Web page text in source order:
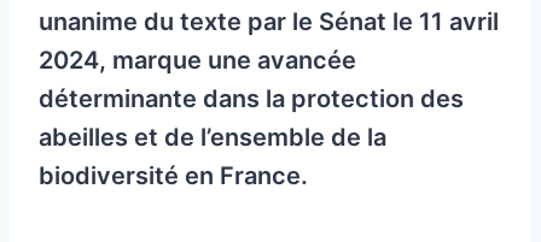
unanime du texte par le Sénat le 11 avril
2024, marque une avancée
déterminante dans la protection des
abeilles et de l’ensemble de la
biodiversité en France.